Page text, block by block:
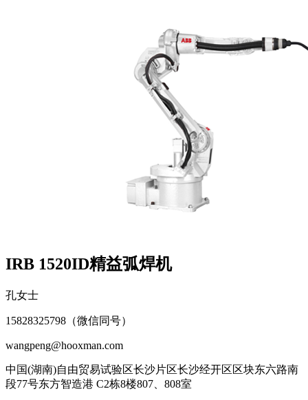
IRB 1520ID精益弧焊机
孔女士
15828325798（微信同号）
wangpeng@hooxman.com
中国(湖南)自由贸易试验区长沙片区长沙经开区区块东六路南
段77号东方智造港 C2栋8楼807、808室